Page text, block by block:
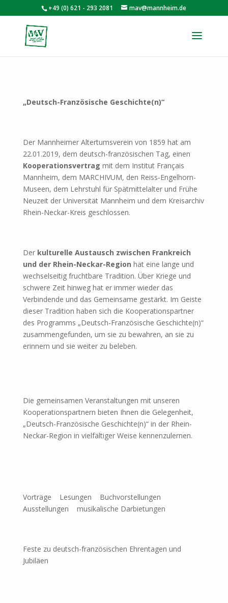
+49 (0) 621 - 293 2081 mav@mannheim.de
„Deutsch-Französische Geschichte(n)“
Der Mannheimer Altertumsverein von 1859 hat am
22.01.2019, dem deutsch-französischen Tag, einen
Kooperationsvertrag mit dem Institut Français
Mannheim, dem MARCHIVUM, den Reiss-Engelhorn-
Museen, dem Lehrstuhl für Spätmittelalter und Frühe
Neuzeit der Universität Mannheim und dem Kreisarchiv
Rhein-Neckar-Kreis geschlossen.
Der kulturelle Austausch zwischen Frankreich
und der Rhein-Neckar-Region hat eine lange und
wechselseitig fruchtbare Tradition. Über Kriege und
schwere Zeit hinweg hat er immer wieder das
Verbindende und das Gemeinsame gestärkt. Im Geiste
dieser Tradition haben sich die Kooperationspartner
des Programms „Deutsch-Französische Geschichte(n)“
zusammengefunden, um sie zu bewahren, an sie zu
erinnern und sie weiter zu beleben.
Die gemeinsamen Veranstaltungen mit unseren
Kooperationspartnern bieten Ihnen die Gelegenheit,
„Deutsch-Französische Geschichte(n)“ in der Rhein-
Neckar-Region in vielfältiger Weise kennenzulernen.
Vorträge Lesungen Buchvorstellungen
Ausstellungen musikalische Darbietungen
Feste zu deutsch-französischen Ehrentagen und
Jubiläen